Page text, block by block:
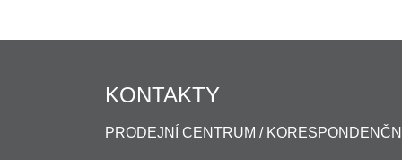
KONTAKTY
PRODEJNÍ CENTRUM /